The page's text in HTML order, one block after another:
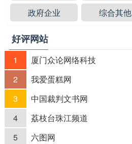
政府企业
综合其他
好评网站
1 厦门众论网络科技
2
我爱蛋糕网
3
中国裁判文书网
4
荔枝台珠江频道
5
六图网